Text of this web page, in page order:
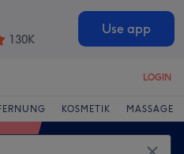
130K
Use app
LOGIN
KOSMETIK MASSAGE